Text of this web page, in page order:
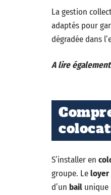
La gestion
adaptés pour
dégradée dans
A lire
S’installer en
groupe. Leloyer
d’un bail unique